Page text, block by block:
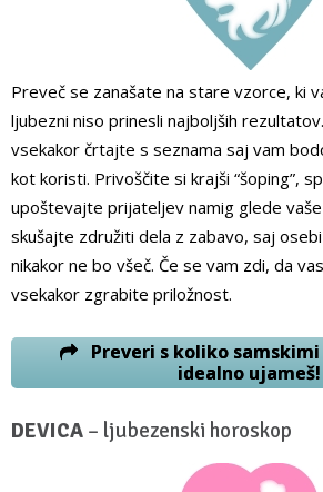
Preveč se zanašate na stare vzorce, ki
ljubezni niso prinesli najboljših
vsekakor črtajte s seznama saj vam
kot koristi. Privoščite si krajši “šoping”,
upoštevajte prijateljev namig glede
skušajte združiti dela z zabavo, saj
nikakor ne bo všeč. Če se vam zdi, da
vsekakor zgrabite priložnost.
Preveri s koliko samskimi
idealno ujameš!
DEVICA – ljubezenski horoskop